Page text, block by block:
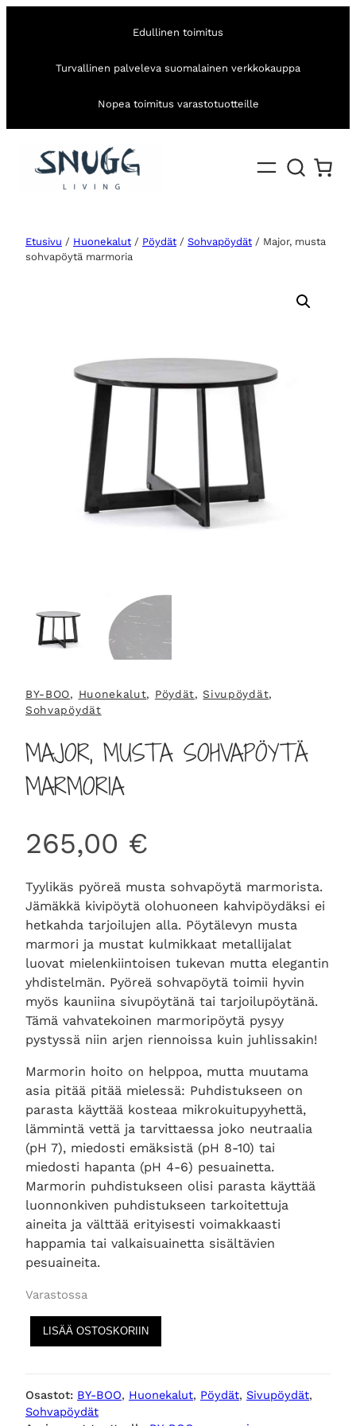
Edullinen toimitus
Turvallinen palveleva suomalainen verkkokauppa
Nopea toimitus varastotuotteille
Etusivu / Huonekalut / Pöydät / Sohvapöydät / Major, musta
sohvapöytä marmoria
BY-BOO, Huonekalut, Pöydät, Sivupöydät
Sohvapöydät
MAJOR, MUSTA SOHVAPÖYTÄ
MARMORIA
265,00 €
Tyylikäs pyöreä musta sohvapöytä marmorista.
Jämäkkä kivipöytä olohuoneen kahvipöydäksi ei
hetkahda tarjoilujen alla. Pöytälevyn musta
marmori ja mustat kulmikkaat metallijalat
luovat mielenkiintoisen tukevan mutta elegantin
yhdistelmän. Pyöreä sohvapöytä toimii hyvin
myös kauniina sivupöytänä tai tarjoilupöytänä.
Tämä vahvatekoinen marmoripöytä pysyy
pystyssä niin arjen riennoissa kuin juhlissakin!
Marmorin hoito on helppoa, mutta muutama
asia pitää pitää mielessä: Puhdistukseen on
parasta käyttää kosteaa mikrokuitupyyhettä,
lämmintä vettä ja tarvittaessa joko neutraalia
(pH 7), miedosti emäksistä (pH 8-10) tai
miedosti hapanta (pH 4-6) pesuainetta.
Marmorin puhdistukseen olisi parasta käyttää
luonnonkiven puhdistukseen tarkoitettuja
aineita ja välttää erityisesti voimakkaasti
happamia tai valkaisuainetta sisältävien
pesuaineita.
Varastossa
r
,
LISÄÄ OSTOSKORIIN
Osastot: BY-BOO, Huonekalut, Pöydät, Sivupöydät
Sohvapöydät